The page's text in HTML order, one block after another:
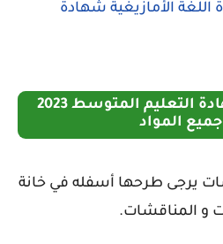
الأمازيغية شهادة
مواضيع و حلول شهادة التعليم المتوسط 2023
يرجى طرحها أسفله في خانة
و المناقشات.